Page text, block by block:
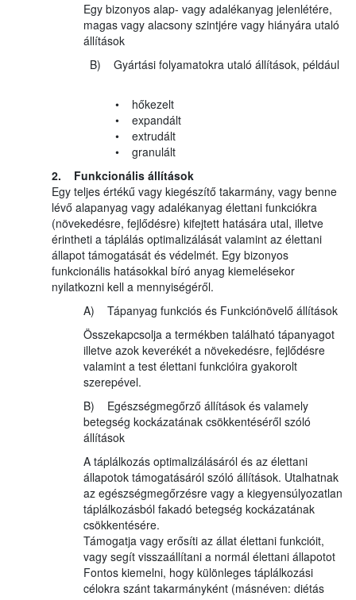
Egy bizonyos alap- vagy adalékanyag jelenlétére,
magas vagy alacsony szintjére vagy hiányára utaló
állítások
B) Gyártási folyamatokra utaló állítások, például
• hőkezelt
• expandált
• extrudált
• granulált
2. Funkcionális állítások
Egy teljes értékű vagy kiegészítő takarmány, vagy benne
lévő alapanyag vagy adalékanyag élettani funkciókra
(növekedésre, fejlődésre) kifejtett hatására utal, illetve
érintheti a táplálás optimalizálását valamint az élettani
állapot támogatását és védelmét. Egy bizonyos
funkcionális hatásokkal bíró anyag kiemelésekor
nyilatkozni kell a mennyiségéről.
A) Tápanyag funkciós és Funkciónövelő állítások
Összekapcsolja a termékben található tápanyagot
illetve azok keverékét a növekedésre, fejlődésre
valamint a test élettani funkcióira gyakorolt
szerepével.
B) Egészségmegőrző állítások és valamely
betegség kockázatának csökkentéséről szóló
állítások
A táplálkozás optimalizálásáról és az élettani
állapotok támogatásáról szóló állítások. Utalhatnak
az egészségmegőrzésre vagy a kiegyensúlyozatlan
táplálkozásból fakadó betegség kockázatának
csökkentésére.
Támogatja vagy erősíti az állat élettani funkcióit,
vagy segít visszaállítani a normál élettani állapotot
Fontos kiemelni, hogy különleges táplálkozási
célokra szánt takarmányként (másnéven: diétás